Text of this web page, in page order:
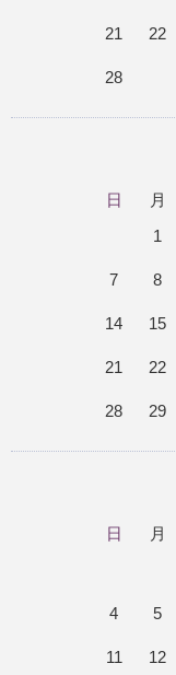
21 22
28
日 月
1
7 8
14 15
21 22
28 29
日 月
4 5
11 12